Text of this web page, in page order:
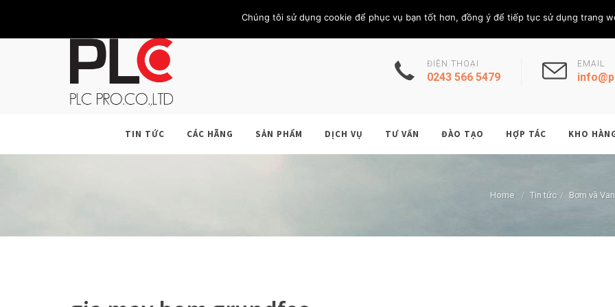
KHÁCH HÀNG LIÊN HỆ THÀNH VIÊN Thứ Sáu, 7/8/
ĐIỆN THOẠI
0243 566 5479
EMAIL
TIN TỨC CÁC HÃNG SẢN PHẨM DỊCH VỤ TƯ VẤN ĐÀO TẠO HỢP TÁC KHO
Home / Tin tức / Bơm và Van
Chúng tôi sử dụng cookie để phục vụ bạn tốt hơn, đồng ý để tiếp tục sử dụng trang